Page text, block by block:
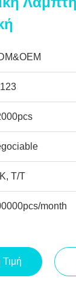
Τ/Τ
month
Τιμή